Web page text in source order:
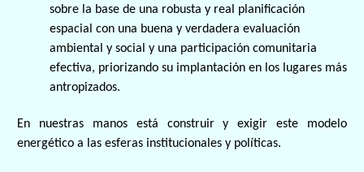
sobre la base de una robusta y real planificación
espacial con una buena y verdadera evaluación
ambiental y social y una participación comunitaria
efectiva, priorizando su implantación en los lugares más
antropizados.
En nuestras manos está construir y exigir este modelo
energético a las esferas institucionales y políticas.